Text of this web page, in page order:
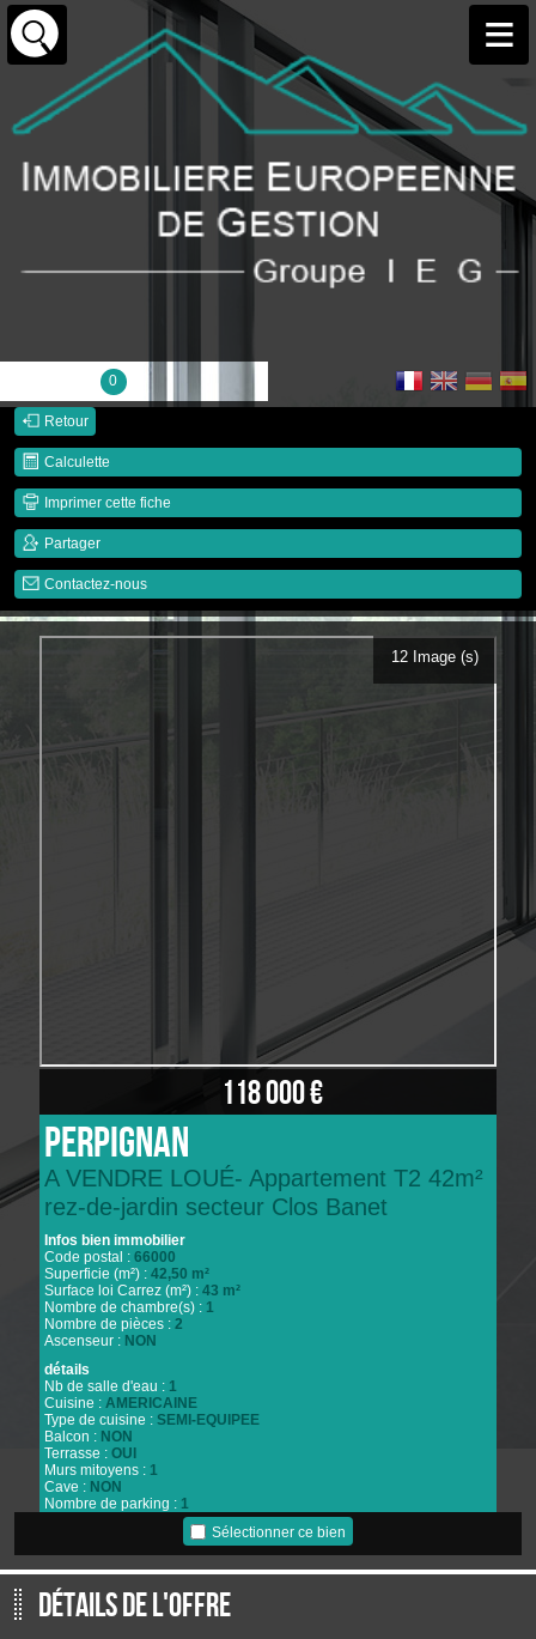
0
Retour
Calculette
Imprimer cette fiche
Partager
Contactez-nous
12 Image (s)
118 000 €
Perpignan
A VENDRE LOUÉ- Appartement T2 42m²
rez-de-jardin secteur Clos Banet
Infos bien immobilier
Code postal :66000
Superficie (m²) :42,50 m²
Surface loi Carrez (m²) :43 m²
Nombre de chambre(s) : 1
Nombre de pièces :2
Ascenseur : NON
détails
Nb de salle d'eau : 1
Cuisine : AMERICAINE
Type de cuisine :SEMI-EQUIPEE
Balcon : NON
Terrasse :OUI
Murs mitoyens : 1
Cave : NON
Nombre de parking : 1
Année de construction :2011
nombre de lots :
17
Quote Part annuelle des charges :
Sélectionner ce bien
Détails de l'offre